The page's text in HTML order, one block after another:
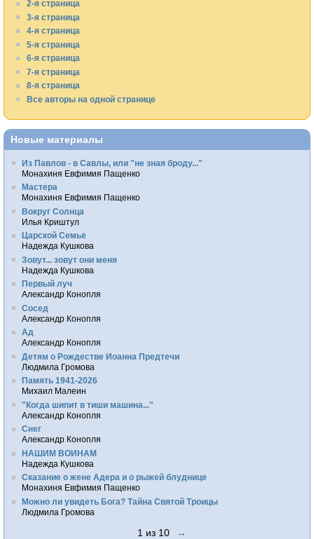
2-я страница
3-я страница
4-я страница
5-я страница
6-я страница
7-я страница
8-я страница
Все авторы на одной странице
Новые материалы
Из Павлов - в Савлы, или "не зная броду..."
Монахиня Евфимия Пащенко
Мастера
Монахиня Евфимия Пащенко
Вокруг Солнца
Илья Криштул
Царской Семье
Надежда Кушкова
Зовут... зовут они меня
Надежда Кушкова
Первый луч
Александр Конопля
Сосед
Александр Конопля
Ад
Александр Конопля
Детям о Рождестве Иоанна Предтечи
Людмила Громова
Память 1941-2026
Михаил Малеин
"Когда шипит в тиши машина..."
Александр Конопля
Снег
Александр Конопля
НАШИМ ВОИНАМ
Надежда Кушкова
Сказание о жене Адера и о рыжей блуднице
Монахиня Евфимия Пащенко
Можно ли увидеть Бога? Тайна Святой Троицы
Людмила Громова
1 из 10 →